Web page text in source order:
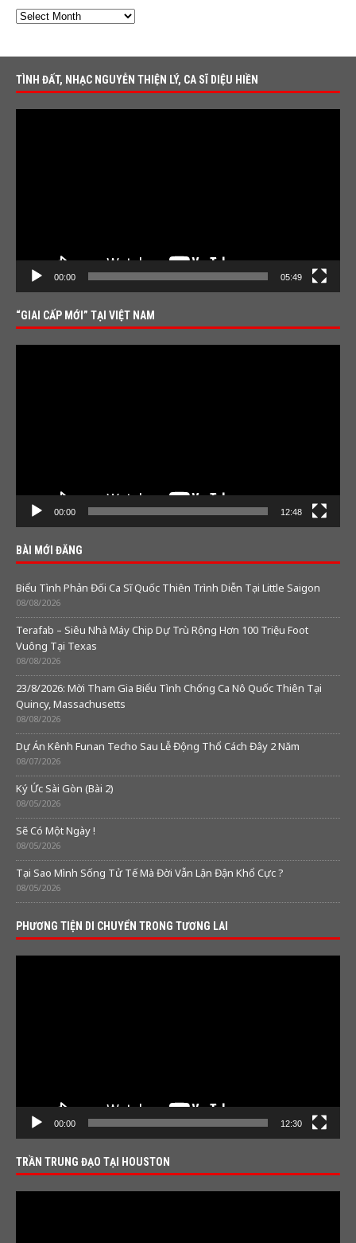
TÌNH ĐẤT, NHẠC NGUYỄN THIỆN LÝ, CA SĨ DIỆU HIỀN
00:00 05:49
“GIAI CẤP MỚI” TẠI VIỆT NAM
00:00 12:48
BÀI MỚI ĐĂNG
Biểu Tình Phản Đối Ca Sĩ Quốc Thiên Trình Diễn Tại Little Saigon
08/08/2026
Terafab – Siêu Nhà Máy Chip Dự Trù Rộng Hơn 100 Triệu Foot
Vuông Tại Texas
08/08/2026
23/8/2026: Mời Tham Gia Biểu Tình Chống Ca Nô Quốc Thiên Tại
Quincy, Massachusetts
08/08/2026
Dự Án Kênh Funan Techo Sau Lễ Động Thổ Cách Đây 2 Năm
08/07/2026
Ký Ức Sài Gòn (Bài 2)
08/05/2026
Sẽ Có Một Ngày !
08/05/2026
Tại Sao Mình Sống Tử Tế Mà Đời Vẫn Lận Đận Khổ Cực ?
08/05/2026
PHƯƠNG TIỆN DI CHUYỂN TRONG TƯƠNG LAI
00:00 12:30
TRẦN TRUNG ĐẠO TẠI HOUSTON